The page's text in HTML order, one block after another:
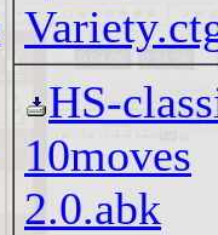
HS-
10moves
2.0.abk